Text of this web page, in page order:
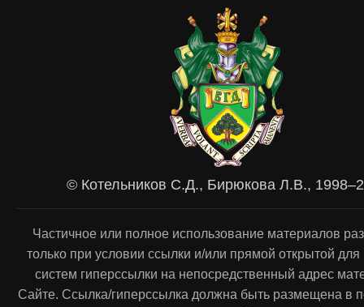
© Котельников С.Д., Бирюкова Л.В.,
Частичное или полное использование материалов
только при условии ссылки и/или прямой открытой
систем гиперссылки на непосредственный адрес
Сайте. Ссылка/гиперссылка должна быть размещена в